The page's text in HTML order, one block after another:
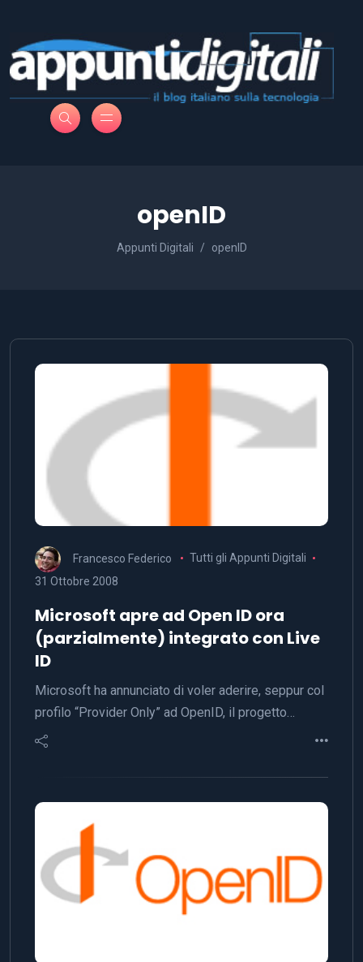
openID
Appunti Digitali openID
Francesco Federico
Tutti gli Appunti Digitali
31 Ottobre 2008
Microsoft apre ad Open ID ora
(parzialmente) integrato con Live
ID
Microsoft ha annunciato di voler aderire, seppur col
profilo “Provider Only” ad OpenID, il progetto…